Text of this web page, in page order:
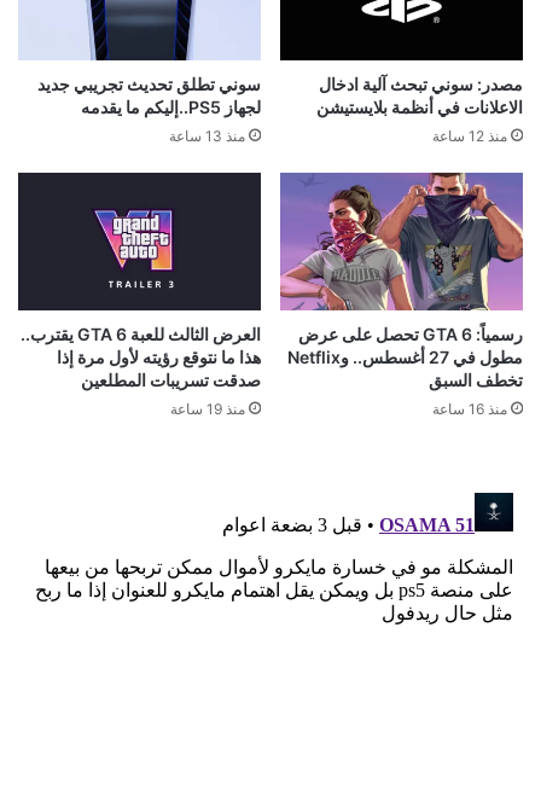
مصدر: سوني تبحث آلية ادخال
الاعلانات في أنظمة بلايستيشن
منذ 12 ساعة
سوني تطلق تحديث تجريبي جديد
لجهاز PS5..إليكم ما يقدمه
منذ 13 ساعة
رسمياً: GTA 6 تحصل على عرض
مطول في 27 أغسطس.. وNetflix
تخطف السبق
منذ 16 ساعة
العرض الثالث للعبة GTA 6 يقترب..
هذا ما نتوقع رؤيته لأول مرة إذا
صدقت تسريبات المطلعين
منذ 19 ساعة